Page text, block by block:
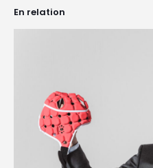
En relation